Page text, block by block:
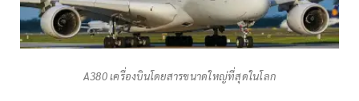
A380 เครื่องบินโดยสารขนาดใหญ่ที่สุดในโลก